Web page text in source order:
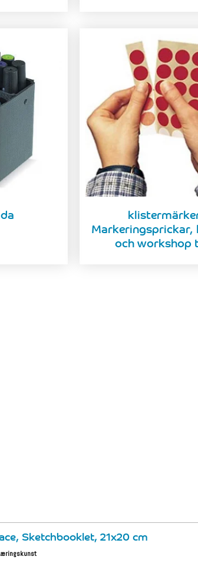
och workshop
Sketchbooklet, 21x20 cm